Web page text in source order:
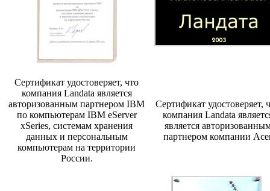
Сертификат удостоверяет, что
компания Landata является
авторизованным партнером IBM
по компьютерам IBM eServer
xSeries, системам хранения
данных и персональным
компьютерам на территории
России.
Сертификат удостоверяет,
компания Landata
является
партнером компании